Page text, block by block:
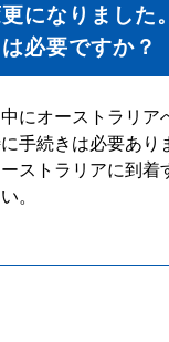
になりました
は必要ですか？
にオーストラリア
手続きは必要あり
ストラリアに到着
。